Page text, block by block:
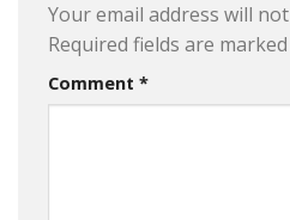
Your email address will
Required fields are marked
Comment *